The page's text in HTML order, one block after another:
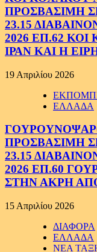
ΠΡΟΣΒΑΣΙΜΗ
23.15
2026 ΕΠ.62
ΙΡΑΝ ΚΑΙ Η
19 Απριλίου 2026
ΕΛΛΑΔΑ
ΠΡΟΣΒΑΣΙΜΗ
23.15
2026 ΕΠ.60
ΣΤΗΝ ΑΚΡΗ
15 Απριλίου 2026
ΔΙΑΦΟΡΑ
ΕΛΛΑΔΑ
ΝΕΑ